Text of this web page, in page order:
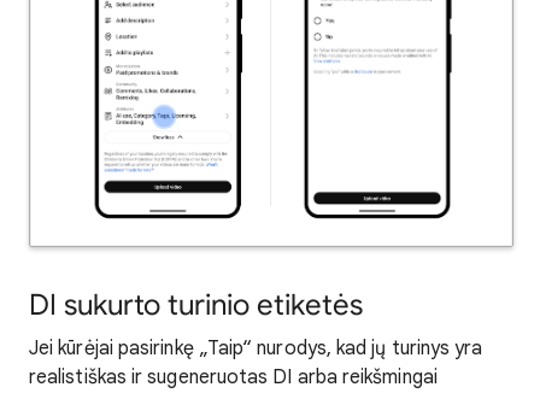
DI sukurto turinio etiketės
Jei kūrėjai pasirinkę „Taip“ nurodys, kad jų turinys yra
realistiškas ir sugeneruotas DI arba reikšmingai